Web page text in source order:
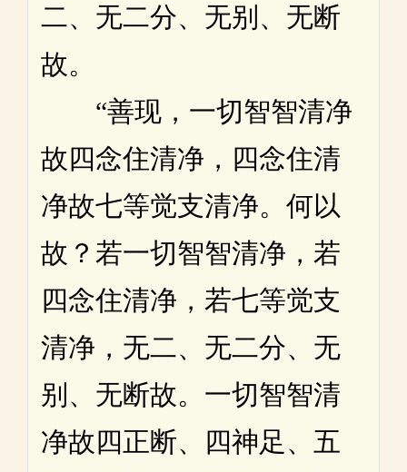
二、无二分、无别、无断
故。
“善现，一切智智清净
故四念住清净，四念住清
净故七等觉支清净。何以
故？若一切智智清净，若
四念住清净，若七等觉支
清净，无二、无二分、无
别、无断故。一切智智清
净故四正断、四神足、五